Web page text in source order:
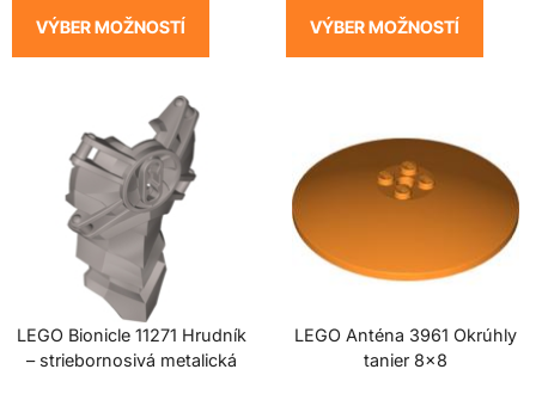
VÝBER MOŽNOSTÍ VÝBER MOŽNOSTÍ
LEGO Bionicle 11271 Hrudník
– striebornosivá metalická
LEGO Anténa 3961 Okrúhly
tanier 8×8